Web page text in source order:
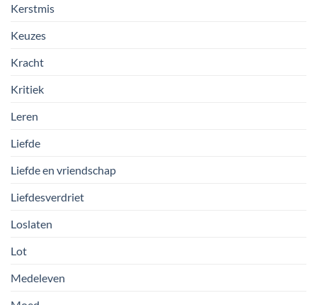
Kerstmis
Keuzes
Kracht
Kritiek
Leren
Liefde
Liefde en vriendschap
Liefdesverdriet
Loslaten
Lot
Medeleven